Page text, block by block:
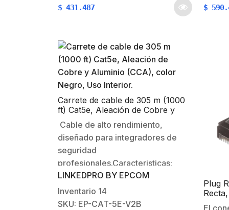
y 802.3at.Caracteristicas fisicas y
24.Blindaje : No.Temperatura de
operación: -20°C a 70°C.Uso
InteriorEstándares y
certificaciones: …
$ 431.487
y
$
Carrete de cable de 305 m (1000
ft) Cat5e, Aleación de Cobre y
Aluminio (CCA), color Negro, Uso
Interior.
Cable de alto rendimiento,
diseñado para integradores de
seguridad
profesionales.Caracteristicas:
CCTV IP Megapixel / Instalaciones
de video análogo / Redes locales
de alta velocidadRedes
LINKEDPRO BY EPCOM
Inventario 14
SKU: EP-CAT-5E-V2B
Plug